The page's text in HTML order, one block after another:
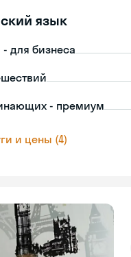
язык
для бизнеса
- премиум
и цены (4)